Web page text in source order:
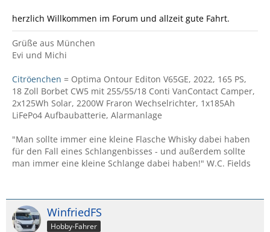
herzlich Willkommen im Forum und allzeit gute Fahrt.
Grüße aus München
Evi und Michi
Citröenchen = Optima Ontour Editon V65GE, 2022, 165 PS,
18 Zoll Borbet CW5 mit 255/55/18 Conti VanContact Camper,
2x125Wh Solar, 2200W Fraron Wechselrichter, 1x185Ah
LiFePo4 Aufbaubatterie, Alarmanlage
"Man sollte immer eine kleine Flasche Whisky dabei haben
für den Fall eines Schlangenbisses - und außerdem sollte
man immer eine kleine Schlange dabei haben!" W.C. Fields
WinfriedFS
Hobby-Fahrer